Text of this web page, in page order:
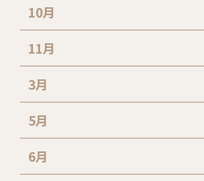
10月
11月
3月
5月
6月